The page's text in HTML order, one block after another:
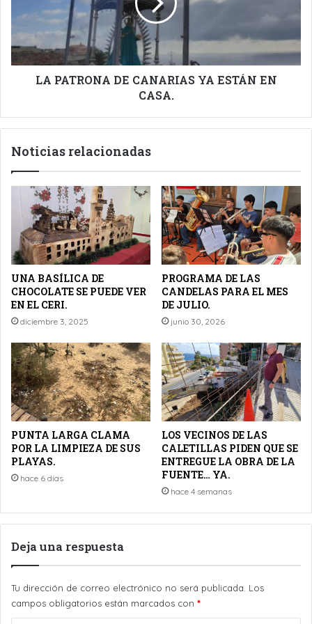
ESTÁN
EN
CASA.
LA PATRONA DE CANARIAS YA ESTÁN EN
CASA.
Noticias relacionadas
UNA BASÍLICA DE
CHOCOLATE SE PUEDE VER
EN EL CERI.
diciembre 3, 2025
PROGRAMA DE LAS
CANDELAS PARA EL MES
DE JULIO.
junio 30, 2026
PUNTA LARGA CLAMA
POR LA LIMPIEZA DE SUS
PLAYAS.
hace 6 días
LOS VECINOS DE LAS
CALETILLAS PIDEN QUE SE
ENTREGUE LA OBRA DE LA
FUENTE… YA.
hace 4 semanas
Deja una respuesta
Tu dirección de correo electrónico no será publicada. Los
campos obligatorios están marcados con *